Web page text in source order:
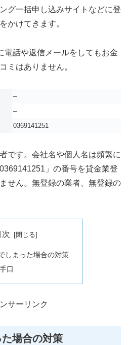
グ一括申し込みサイトなどに登
かけてきます。
電話や返信メールをしてもお金
ミはありません。
–
–
0369141251
です。会社名や個人名は頻繁に
」の番号を貸金業登
せん。無登録の業者、無登録の
次
しまった場合の対策
口
サーリンク
場合の対策